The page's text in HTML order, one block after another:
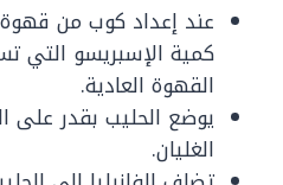
عند إعداد كوب من
كمية الإسبريسو التي
القهوة العادية.
يوضع الحليب بقدر على
الغليان.